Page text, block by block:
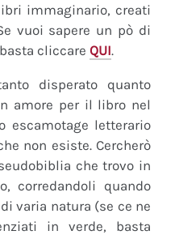
immaginario, creati
vuoi sapere un pò di
cliccare QUI.
disperato quanto
amore per il libro nel
escamotage letterario
non esiste. Cercherò
che trovo in
corredandoli quando
varia natura (se ce ne
in verde, basta